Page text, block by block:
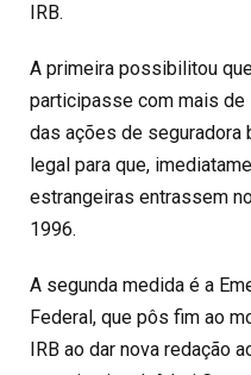
IRB.
A primeira possibilitou
participasse com mais de
das ações de seguradora
legal para que,
estrangeiras entrassem
1996.
A segunda medida é a
Federal, que pôs fim ao
IRB ao dar nova redação